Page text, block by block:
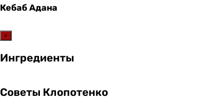
Кебаб Адана
×
Ингредиенты
Советы Клопотенко